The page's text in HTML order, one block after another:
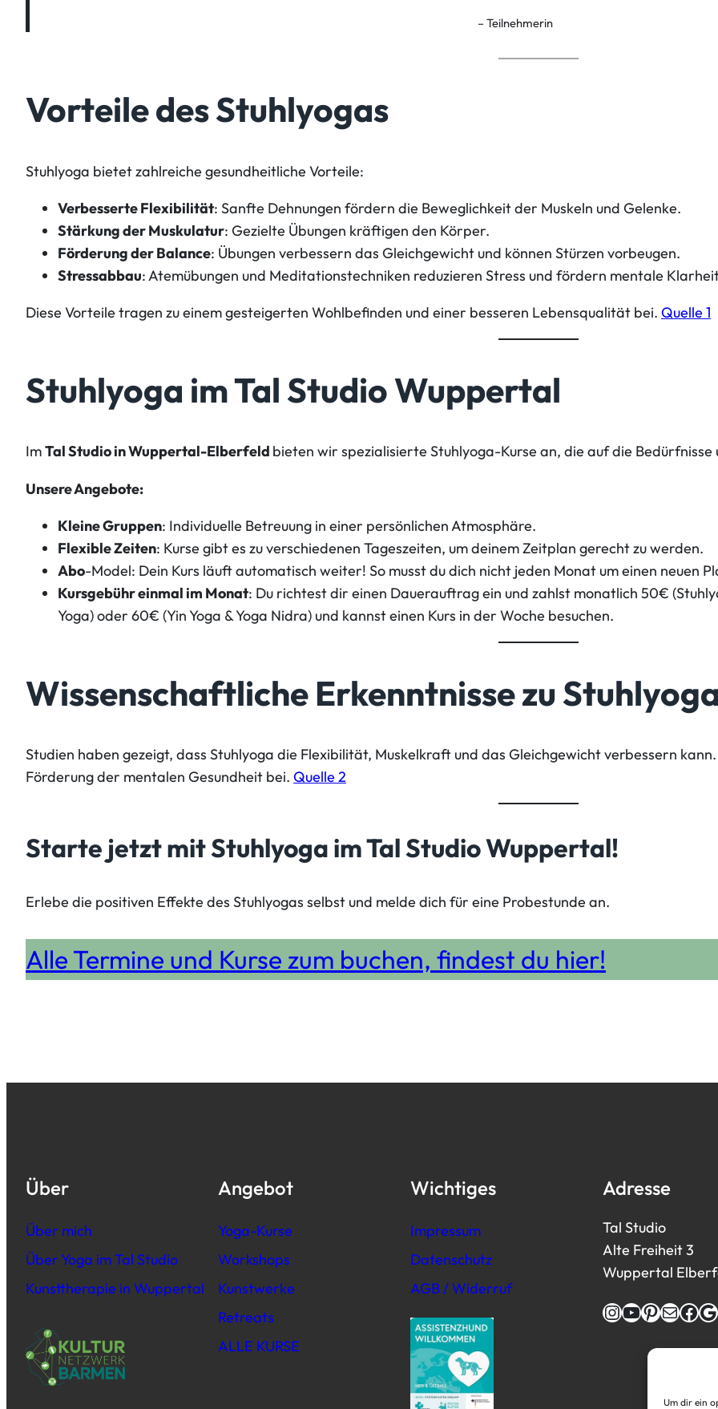
Um dir ein
– Teilnehmerin
Vorteile des Stuhlyogas
Stuhlyoga bietet zahlreiche gesundheitliche Vorteile:
Verbesserte Flexibilität: Sanfte Dehnungen fördern die Beweglichkeit der Muskeln und Gelenke.
Stärkung der Muskulatur: Gezielte Übungen kräftigen den Körper.
Förderung der Balance: Übungen verbessern das Gleichgewicht und können Stürzen vorbeugen.
Stressabbau: Atemübungen und Meditationstechniken reduzieren Stress und fördern mentale
Diese Vorteile tragen zu einem gesteigerten Wohlbefinden und einer besseren Lebensqualität bei. Quelle 1
Stuhlyoga im Tal Studio Wuppertal
ImTal Studio in Wuppertal-Elberfeld bieten wir spezialisierte Stuhlyoga-Kurse an, die auf die Bedürfnisse
Unsere Angebote:
Kleine Gruppen: Individuelle Betreuung in einer persönlichen Atmosphäre.
Flexible Zeiten: Kurse gibt es zu verschiedenen Tageszeiten, um deinem Zeitplan gerecht zu werden.
Abo-Model: Dein Kurs läuft automatisch weiter! So musst du dich nicht jeden Monat um einen neuen
Kursgebühr einmal im Monat: Du richtest dir einen Dauerauftrag ein und zahlst monatlich 50€
Yoga) oder 60€ (Yin Yoga & Yoga Nidra) und kannst einen Kurs in der Woche besuchen.
Wissenschaftliche Erkenntnisse zu
Studien haben gezeigt, dass Stuhlyoga die Flexibilität, Muskelkraft und das Gleichgewicht verbessern
Förderung der mentalen Gesundheit bei. Quelle 2
Starte jetzt mit Stuhlyoga im Tal Studio Wuppertal!
Erlebe die positiven Effekte des Stuhlyogas selbst und melde dich für eine Probestunde an.
Alle Termine und Kurse zum buchen, findest du hier!
Über
Über mich
Über Yoga im Tal Studio
Kunsttherapie in Wuppertal
Angebot
Yoga-Kurse
Workshops
Kunstwerke
Retreats
ALLE KURSE
Wichtiges
Impressum
Datenschutz
AGB / Widerruf
Adresse
Tal Studio
Alte Freiheit 3
Wuppertal
InstagramYouTube Pinterest E-Mail Facebook Google